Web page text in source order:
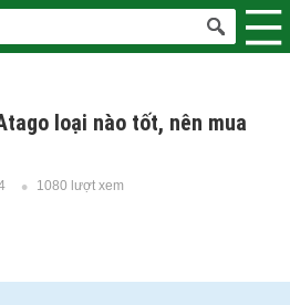
loại nào tốt, nên mua
1080 lượt xem